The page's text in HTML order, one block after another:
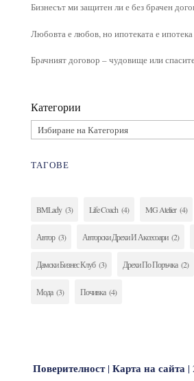
Бизнесът ми защитен ли е без брачен
Любовта е любов, но ипотеката е ипотека
Брачният договор – чудовище или
Категории
ТАГОВЕ
BMLady (3) Life Coach (4) MG Atelier (4)
Автор (3) Авторски Дрехи И Аксесоари (2)
Дамски Бизнес Клуб (3) Дрехи По Поръчка (2)
Мода (3) Почивка (4)
Поверителност| Карта на сайта |